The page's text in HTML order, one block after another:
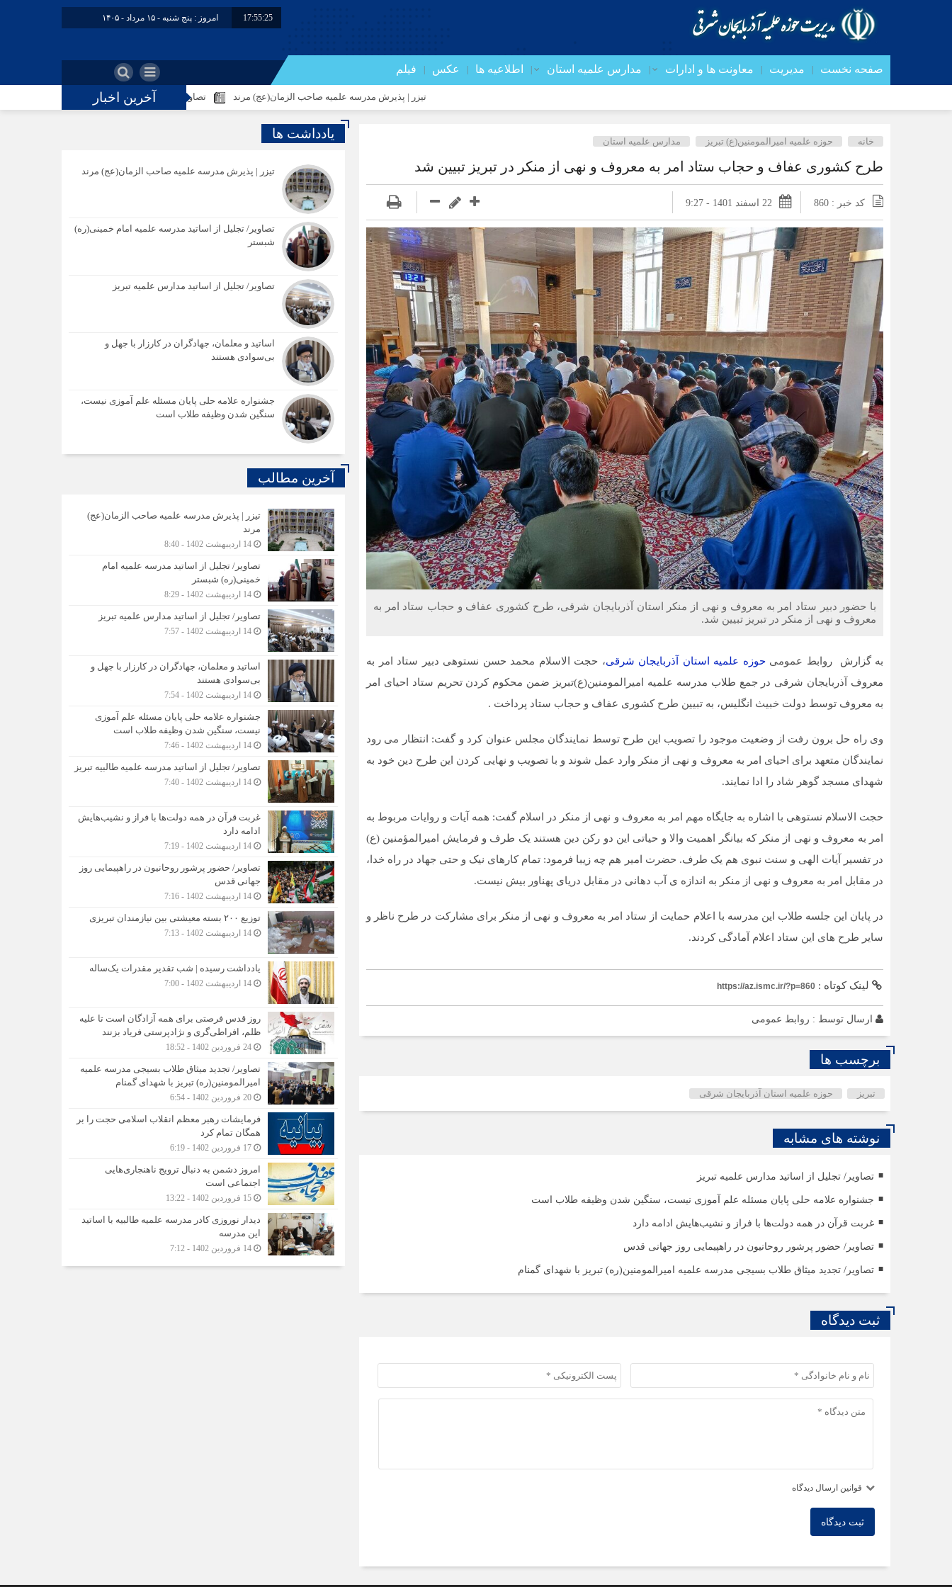
17:55:26 امروز : پنج شنبه - ۱۵ مرداد - ۱۴۰۵
صفحه نخست مدیریت معاونت ها و ادارات مدارس علمیه استان اطلاعیه ها عکس فیلم
آخرین اخبار تیزر | پذیرش مدرسه علمیه صاحب الزمان(عج) مرند تصاویر/ تجلیل از اساتید مدرسه علمیه امام خمینی(ره) شبستر
خانه حوزه علمیه امیرالمومنین(ع) تبریز مدارس علمیه استان
طرح کشوری عفاف و حجاب ستاد امر به معروف و نهی از منکر در تبریز تبیین شد
کد خبر : 860 22 اسفند 1401 - 9:27
با حضور دبیر ستاد امر به معروف و نهی از منکر استان آذربایجان شرقی، طرح کشوری عفاف و حجاب ستاد امر به
معروف و نهی از منکر در تبریز تبیین شد.
به گزارش روابط عمومی حوزه علمیه استان آذربایجان شرقی، حجت الاسلام محمد حسن نستوهی دبیر ستاد امر به
معروف آذربایجان شرقی در جمع طلاب مدرسه علمیه امیرالمومنین(ع)تبریز ضمن محکوم کردن تحریم ستاد احیای امر
به معروف توسط دولت خبیث انگلیس، به تبیین طرح کشوری عفاف و حجاب ستاد پرداخت .
وی راه حل برون رفت از وضعیت موجود را تصویب این طرح توسط نمایندگان مجلس عنوان کرد و گفت: انتظار می رود
نمایندگان متعهد برای احیای امر به معروف و نهی از منکر وارد عمل شوند و با تصویب و نهایی کردن این طرح دین خود به
شهدای مسجد گوهر شاد را ادا نمایند.
حجت الاسلام نستوهی با اشاره به جایگاه مهم امر به معروف و نهی از منکر در اسلام گفت: همه آیات و روایات مربوط به
امر به معروف و نهی از منکر که بیانگر اهمیت والا و حیاتی این دو رکن دین هستند یک طرف و فرمایش امیرالمؤمنین (ع)
در تفسیر آیات الهی و سنت نبوی هم یک طرف. حضرت امیر هم چه زیبا فرمود: تمام کارهای نیک و حتی جهاد در راه خدا،
در مقابل امر به معروف و نهی از منکر به اندازه ی آب دهانی در مقابل دریای پهناور بیش نیست.
در پایان این جلسه طلاب این مدرسه با اعلام حمایت از ستاد امر به معروف و نهی از منکر برای مشارکت در طرح ناظر و
سایر طرح های این ستاد اعلام آمادگی کردند.
لینک کوتاه : https://az.ismc.ir/?p=860
ارسال توسط : روابط عمومی
برچسب ها
تبریز حوزه علمیه استان آذربایجان شرقی
نوشته های مشابه
تصاویر/ تجلیل از اساتید مدارس علمیه تبریز
جشنواره علامه حلی پایان مسئله علم آموزی نیست، سنگین شدن وظیفه طلاب است
غربت قرآن در همه دولت‌ها با فراز و نشیب‌هایش ادامه دارد
تصاویر/ حضور پرشور روحانیون در راهپیمایی روز جهانی قدس
تصاویر/ تجدید میثاق طلاب بسیجی مدرسه علمیه امیرالمومنین(ره) تبریز با شهدای گمنام
ثبت دیدگاه
قوانین ارسال دیدگاه
ثبت دیدگاه
یادداشت ها
تیزر | پذیرش مدرسه علمیه صاحب الزمان(عج) مرند
تصاویر/ تجلیل از اساتید مدرسه علمیه امام خمینی(ره)
شبستر
تصاویر/ تجلیل از اساتید مدارس علمیه تبریز
اساتید و معلمان، جهادگران در کارزار با جهل و
بی‌سوادی هستند
جشنواره علامه حلی پایان مسئله علم آموزی نیست،
سنگین شدن وظیفه طلاب است
آخرین مطالب
تیزر | پذیرش مدرسه علمیه صاحب الزمان(عج)
مرند
14 اردیبهشت 1402 - 8:40
تصاویر/ تجلیل از اساتید مدرسه علمیه امام
خمینی(ره) شبستر
14 اردیبهشت 1402 - 8:29
تصاویر/ تجلیل از اساتید مدارس علمیه تبریز
14 اردیبهشت 1402 - 7:57
اساتید و معلمان، جهادگران در کارزار با جهل و
بی‌سوادی هستند
14 اردیبهشت 1402 - 7:54
جشنواره علامه حلی پایان مسئله علم آموزی
نیست، سنگین شدن وظیفه طلاب است
14 اردیبهشت 1402 - 7:46
تصاویر/ تجلیل از اساتید مدرسه علمیه طالبیه تبریز
14 اردیبهشت 1402 - 7:40
غربت قرآن در همه دولت‌ها با فراز و نشیب‌هایش
ادامه دارد
14 اردیبهشت 1402 - 7:19
تصاویر/ حضور پرشور روحانیون در راهپیمایی روز
جهانی قدس
14 اردیبهشت 1402 - 7:16
توزیع ۲۰۰ بسته معیشتی بین نیازمندان تبریزی
14 اردیبهشت 1402 - 7:13
یادداشت رسیده | شب تقدیر مقدرات یک‌ساله
14 اردیبهشت 1402 - 7:00
روز قدس فرصتی برای همه آزادگان است تا علیه
ظلم، افراطی‌گری و نژادپرستی فریاد بزنند
24 فروردین 1402 - 18:52
تصاویر/ تجدید میثاق طلاب بسیجی مدرسه علمیه
امیرالمومنین(ره) تبریز با شهدای گمنام
20 فروردین 1402 - 6:54
فرمایشات رهبر معظم انقلاب اسلامی حجت را بر
همگان تمام کرد
17 فروردین 1402 - 6:19
امروز دشمن به دنبال ترویج ناهنجاری‌هایی
اجتماعی است
15 فروردین 1402 - 13:22
دیدار نوروزی کادر مدرسه علمیه طالبیه با اساتید
این مدرسه
14 فروردین 1402 - 7:12